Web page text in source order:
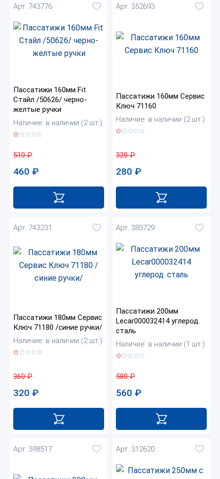
Арт. 743776
Пассатижи 160мм Fit
Стайл /50626/ черно-
желтые ручки
Наличие: в наличии (2 шт.)
510₽
460 ₽
Арт. 352693
Пассатижи 160мм Сервис
Ключ 71160
Наличие: в наличии (2 шт.)
320₽
280 ₽
Арт. 743231
Пассатижи 180мм Сервис
Ключ 71180 /синие ручки/
Наличие: в наличии (2 шт.)
360₽
320 ₽
Арт. 383729
Пассатижи 200мм
Lecar000032414 углерод.
сталь
Наличие: в наличии (1 шт.)
580₽
560 ₽
Арт. 398517 Арт. 312620